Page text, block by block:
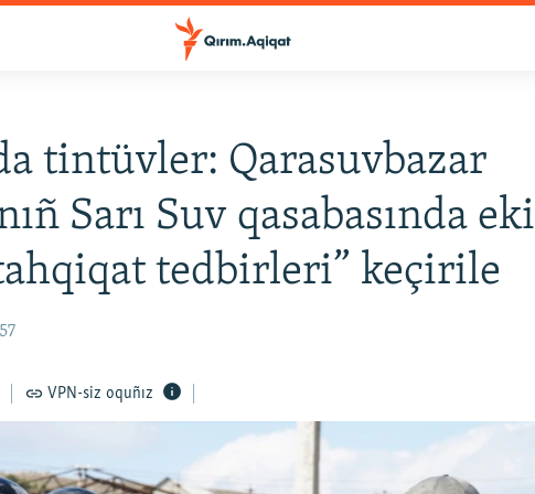
tintüvler: Qarasuvbazar
Sarı Suv qasabasında eki
tedbirleri” keçirile
VPN-siz oquñız